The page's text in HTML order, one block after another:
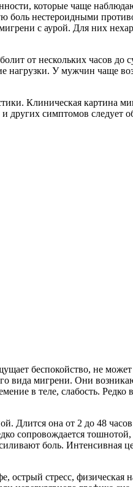
которые чаще
боль нестероидными
с аурой. Для них
от нескольких часов до
нагрузки. У мужчин чаще
Клиническая картина
симптомов следует
беспокойство, не
вида мигрени. Они
в теле, слабость. Редко
Длится она от 2 до 48
сопровождается
боль. Интенсивная
стресс, физическая